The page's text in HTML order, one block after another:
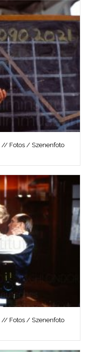
// Fotos / Szenenfoto
// Fotos / Szenenfoto